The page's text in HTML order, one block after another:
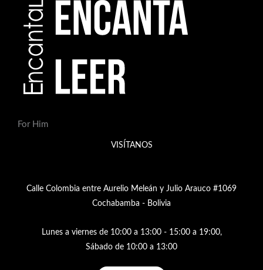
For Him
VISÍTANOS
Calle Colombia entre Aurelio Meleán y Julio Arauco #1069
Cochabamba - Bolivia
Lunes a viernes de 10:00 a 13:00 - 15:00 a 19:00,
Sábado de 10:00 a 13:00